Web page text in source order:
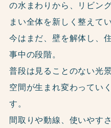
の水まわりから、リビン
まい全体を新しく整えて
今はまだ、壁を解体し、
事中の段階。
普段は見ることのない光
空間が生まれ変わってい
す。
間取りや動線、使いやす